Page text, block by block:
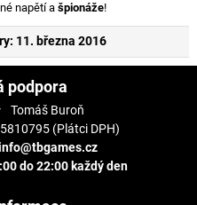
napětí a špionáže!
11. března 2016
podpora
Tomáš Buroň
(Plátci DPH)
do 22:00 každý den